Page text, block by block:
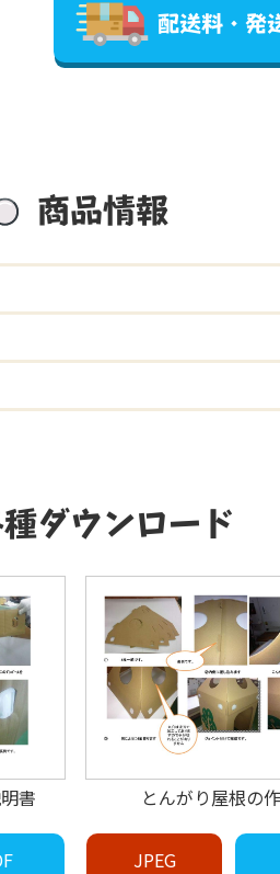
配送料・発
商品情報
ダウンロード
書 とんがり屋根の
JPEG